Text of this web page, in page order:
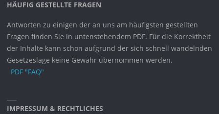
HÄUFIG GESTELLTE FRAGEN
Antworten zu einigen der an uns am häufigsten gestellten
Fragen finden Sie in untenstehendem PDF. Für die Korrektheit
der Inhalte kann schon aufgrund der sich schnell wandelnden
Gesetzeslage keine Gewähr übernommen werden.
PDF "FAQ"
IMPRESSUM & RECHTLICHES